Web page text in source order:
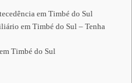
em Timbé do Sul
em Timbé do Sul – Tenha
Timbé do Sul